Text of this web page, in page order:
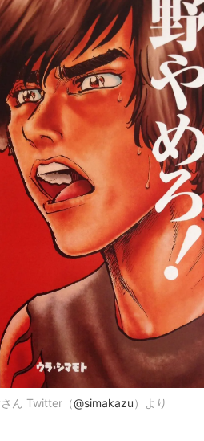
ん Twitter（@simakazu）より